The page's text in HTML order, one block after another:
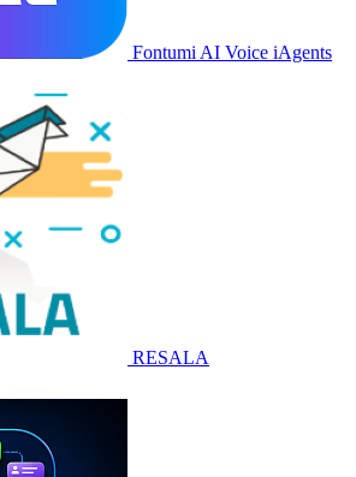
Fontumi AI Voice iAgents
RESALA